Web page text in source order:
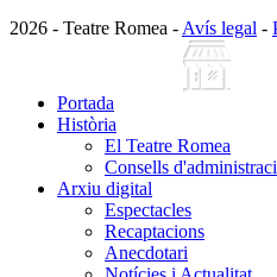
2026 - Teatre Romea - Avís legal -
Portada
Història
El Teatre Romea
Consells
Arxiu digital
Espectacles
Recaptacions
Anecdotari